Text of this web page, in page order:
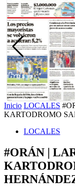
Inicio LOCALES
KARTODROMO
LOCALES
#ORÁN |